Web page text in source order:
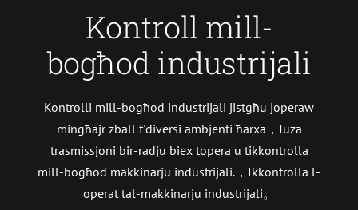
Kontroll mill-
bogħod industrijali
Kontrolli mill-bogħod industrijali jistgħu joperaw
mingħajr żball f'diversi ambjenti ħarxa，Juża
trasmissjoni bir-radju biex topera u tikkontrolla
mill-bogħod makkinarju industrijali.，Ikkontrolla l-
operat tal-makkinarju industrijali。